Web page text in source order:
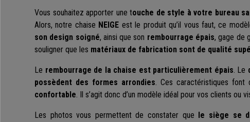
Vous souhaitez apporter une touche de style à votre bureau
Alors, notre chaise NEIGE est le produit qu’il vous faut, ce
son design soigné, ainsi que son rembourrage épais, gage de
souligner que les matériaux de fabrication sont de qualité
Le rembourrage de la chaise est particulièrement épais. Le
possèdent des formes arrondies. Ces caractéristiques font
confortable. Il s’agit donc d’un modèle idéal pour vos clients ou
Les photos vous permettent de constater que le siège se